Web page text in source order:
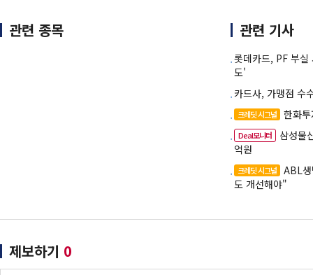
관련 종목 관련 기사
롯데카드, PF 부
도'
카드사, 가맹점 수
크레딧 시그널 한화
Deal모니터
삼성물
억원
크레딧 시그널
ABL
도 개선해야"
제보하기 0